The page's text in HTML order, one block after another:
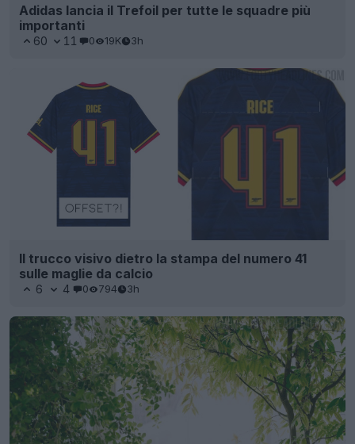
Adidas lancia il Trefoil per tutte le squadre più
importanti
60 11 0 19K 3h
Il trucco visivo dietro la stampa del numero 41
sulle maglie da calcio
6 4 0 794 3h